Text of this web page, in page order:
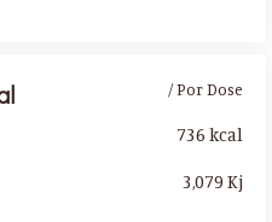
/ Por Dose
736 kcal
3,079 Kj